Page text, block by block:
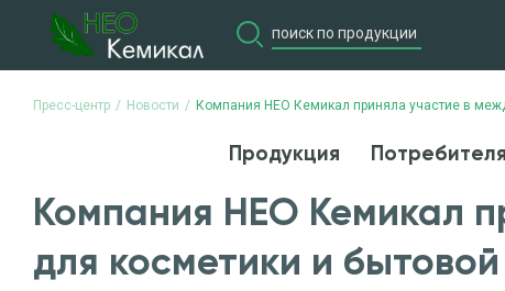
Пресс-центр Новости Компания НЕО Кемикал приняла участие в
Продукция
Компания НЕО Кемикал
для косметики и